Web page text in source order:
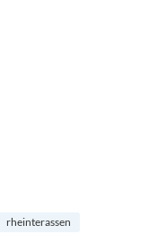
rheinterassen